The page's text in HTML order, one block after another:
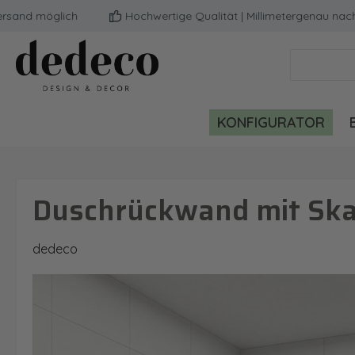
Hauptinhalt springen
Zur Suche springen
Zur Hauptnavigation springen
möglich Hochwertige Qualität | Millimetergenau nach
KONFIGURATOR
Duschrückwand mit
dedeco